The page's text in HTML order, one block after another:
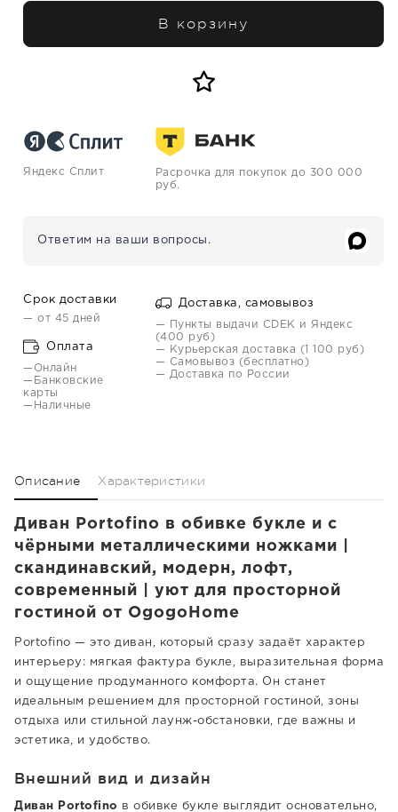
В корзину
Яндекс Сплит
Расрочка для покупок до 300 000
руб.
Ответим на ваши вопросы.
Срок доставки
— от 45 дней
Оплата
—Онлайн
—Банковские
карты
—Наличные
Доставка, самовывоз
— Пункты выдачи CDEK и Яндекс
(400 руб)
— Курьерская доставка (1 100 руб)
— Самовывоз (бесплатно)
— Доставка по России
Описание Характеристики
Диван Portofino в обивке букле и с
чёрными металлическими ножками |
скандинавский, модерн, лофт,
современный | уют для просторной
гостиной от OgogoHome
Portofino — это диван, который сразу задаёт характер
интерьеру: мягкая фактура букле, выразительная форма
и ощущение продуманного комфорта. Он станет
идеальным решением для просторной гостиной, зоны
отдыха или стильной лаунж-обстановки, где важны и
эстетика, и удобство.
Внешний вид и дизайн
Диван Portofino
в обивке букле выглядит основательно,